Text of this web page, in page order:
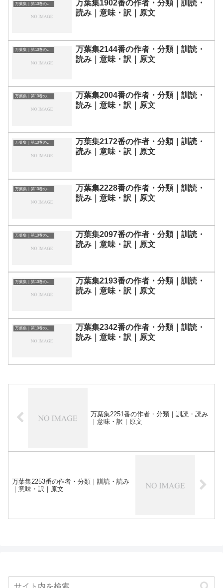
万葉集｜第10巻の和歌一覧
万葉集1902番の作者・分類｜訓読・
読み｜意味・訳｜原文
万葉集｜第10巻の和歌一覧
万葉集2144番の作者・分類｜訓読・
読み｜意味・訳｜原文
万葉集｜第10巻の和歌一覧
万葉集2004番の作者・分類｜訓読・
読み｜意味・訳｜原文
万葉集｜第10巻の和歌一覧
万葉集2172番の作者・分類｜訓読・
読み｜意味・訳｜原文
万葉集｜第10巻の和歌一覧
万葉集2228番の作者・分類｜訓読・
読み｜意味・訳｜原文
万葉集｜第10巻の和歌一覧
万葉集2097番の作者・分類｜訓読・
読み｜意味・訳｜原文
万葉集｜第10巻の和歌一覧
万葉集2193番の作者・分類｜訓読・
読み｜意味・訳｜原文
万葉集｜第10巻の和歌一覧
万葉集2342番の作者・分類｜訓読・
読み｜意味・訳｜原文
万葉集2251番の作者・分類｜訓読・読み
｜意味・訳｜原文
万葉集2253番の作者・分類｜訓読・読み
｜意味・訳｜原文